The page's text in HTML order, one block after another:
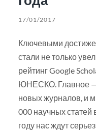
17/01/2017
Ключевыми
стали не только
рейтинг Google
ЮНЕСКО. Главное —
новых журналов, и
000 научных статей
году нас ждут